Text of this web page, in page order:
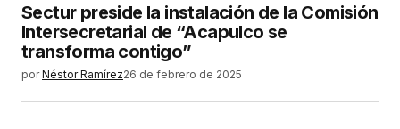
Sectur preside la instalación de la Comisión
Intersecretarial de “Acapulco se
transforma contigo”
por Néstor Ramírez26 de febrero de 2025